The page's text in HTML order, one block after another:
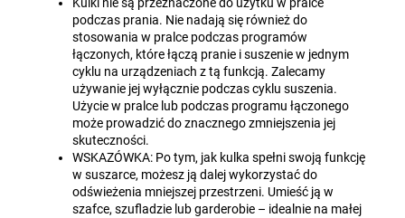
Kulki nie są przeznaczone do użytku w pralce
podczas prania. Nie nadają się również do
stosowania w pralce podczas programów
łączonych, które łączą pranie i suszenie w jednym
cyklu na urządzeniach z tą funkcją. Zalecamy
używanie jej wyłącznie podczas cyklu suszenia.
Użycie w pralce lub podczas programu łączonego
może prowadzić do znacznego zmniejszenia jej
skuteczności.
WSKAZÓWKA: Po tym, jak kulka spełni swoją funkcję
w suszarce, możesz ją dalej wykorzystać do
odświeżenia mniejszej przestrzeni. Umieść ją w
szafce, szufladzie lub garderobie – idealnie na małej